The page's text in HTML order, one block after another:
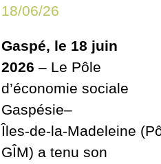
18/06/26
Gaspé, le 18 juin
2026 – Le Pôle
d’économie sociale
Gaspésie–
Îles‑de‑la‑Madeleine
GÎM) a tenu son